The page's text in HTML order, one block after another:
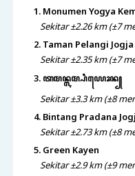
1. Monumen Yogya
Sekitar ±2.26 km (±7
2. Taman Pelangi Jogja
Sekitar ±2.35 km (±7
3. ꦠꦩꦤ꧀ꦭꦩ꧀ꦥꦶꦪꦺꦴꦤ꧀
Sekitar ±3.3 km (±8
4. Bintang Pradana
Sekitar ±2.73 km (±8
5. Green Kayen
Sekitar ±2.9 km (±9